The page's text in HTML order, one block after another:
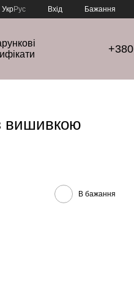
УкрРус Вхід Бажання
вишивкою
В бажання